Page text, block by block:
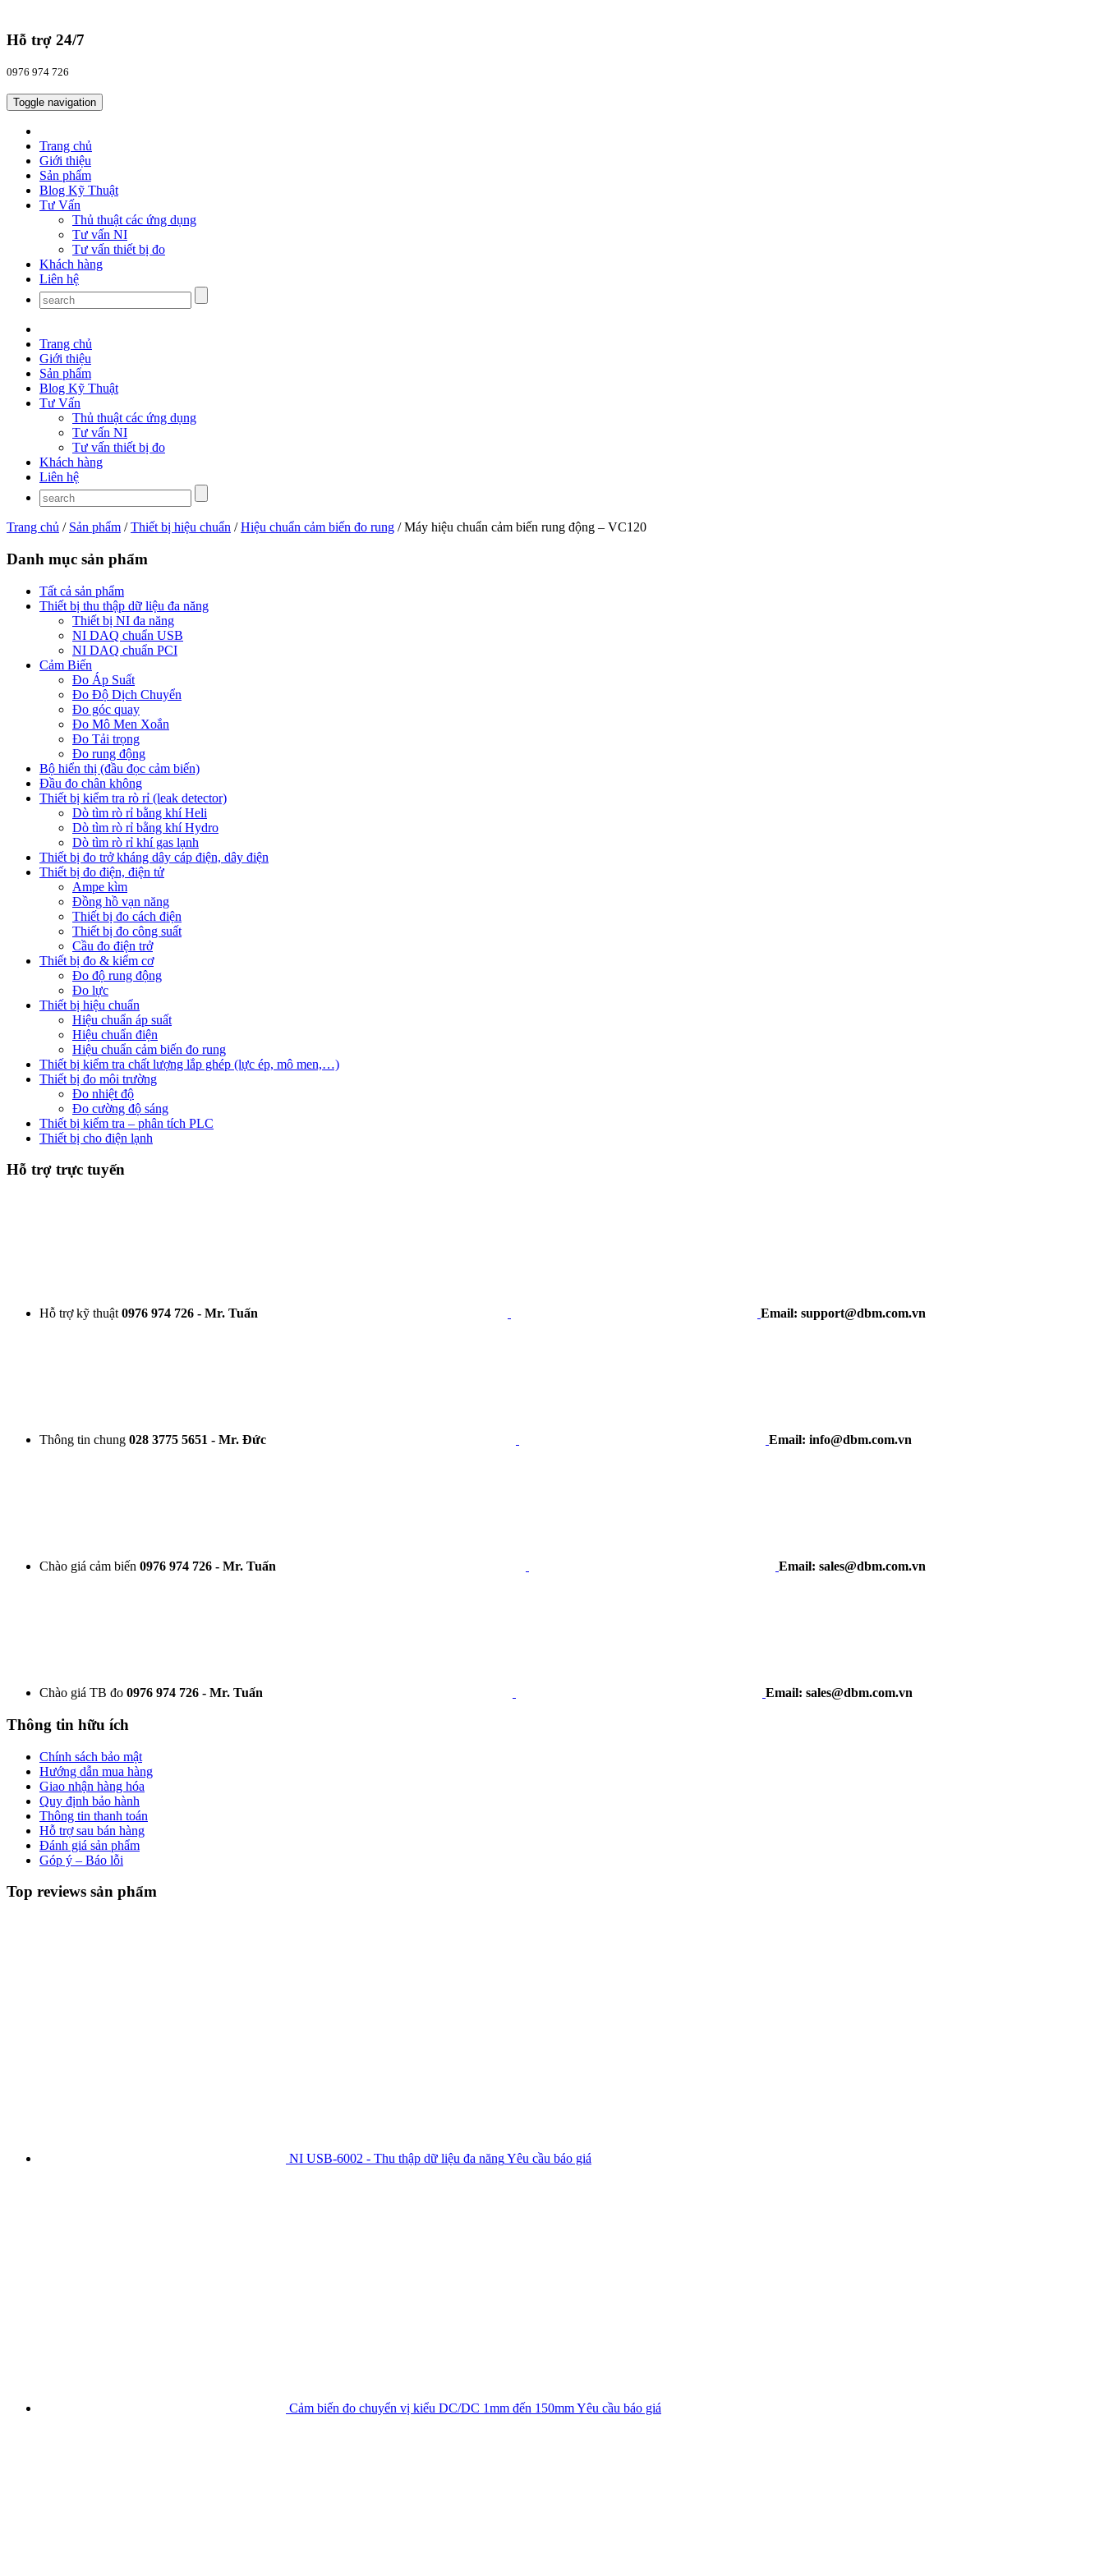
Hỗ trợ 24/7
0976 974 726
Toggle navigation
Trang chủ
Giới thiệu
Sản phẩm
Blog Kỹ Thuật
Tư Vấn
Thủ thuật các ứng dụng
Tư vấn NI
Tư vấn thiết bị đo
Khách hàng
Liên hệ
Trang chủ
Giới thiệu
Sản phẩm
Blog Kỹ Thuật
Tư Vấn
Thủ thuật các ứng dụng
Tư vấn NI
Tư vấn thiết bị đo
Khách hàng
Liên hệ
Trang chủ / Sản phẩm /Thiết bị hiệu chuẩn /Hiệu chuẩn cảm biến đo rung / Máy hiệu chuẩn cảm biến rung động – VC120
Danh mục sản phẩm
Tất cả sản phẩm
Thiết bị thu thập dữ liệu đa năng
Thiết bị NI đa năng
NI DAQ chuẩn USB
NI DAQ chuẩn PCI
Cảm Biến
Đo Áp Suất
Đo Độ Dịch Chuyển
Đo góc quay
Đo Mô Men Xoắn
Đo Tải trọng
Đo rung động
Bộ hiển thị (đầu đọc cảm biến)
Đầu đo chân không
Thiết bị kiểm tra rò rỉ (leak detector)
Dò tìm rò rỉ bằng khí Heli
Dò tìm rò rỉ bằng khí Hydro
Dò tìm rò rỉ khí gas lạnh
Thiết bị đo trở kháng dây cáp điện, dây điện
Thiết bị đo điện, điện tử
Ampe kìm
Đồng hồ vạn năng
Thiết bị đo cách điện
Thiết bị đo công suất
Cầu đo điện trở
Thiết bị đo & kiểm cơ
Đo độ rung động
Đo lực
Thiết bị hiệu chuẩn
Hiệu chuẩn áp suất
Hiệu chuẩn điện
Hiệu chuẩn cảm biến đo rung
Thiết bị kiểm tra chất lượng lắp ghép (lực ép, mô men,…)
Thiết bị đo môi trường
Đo nhiệt độ
Đo cường độ sáng
Thiết bị kiểm tra – phân tích PLC
Thiết bị cho điện lạnh
Hỗ trợ trực tuyến
Hỗ trợ kỹ thuật 0976 974 726 - Mr. Tuấn Email: support@dbm.com.vn
Thông tin chung 028 3775 5651 - Mr. Đức Email: info@dbm.com.vn
Chào giá cảm biến 0976 974 726 - Mr. Tuấn Email: sales@dbm.com.vn
Chào giá TB đo 0976 974 726 - Mr. Tuấn Email: sales@dbm.com.vn
Thông tin hữu ích
Chính sách bảo mật
Hướng dẫn mua hàng
Giao nhận hàng hóa
Quy định bảo hành
Thông tin thanh toán
Hỗ trợ sau bán hàng
Đánh giá sản phẩm
Góp ý – Báo lỗi
Top reviews sản phẩm
NI USB-6002 - Thu thập dữ liệu đa năngYêu cầu báo giá
Cảm biến đo chuyển vị kiểu DC/DC 1mm đến 150mmYêu cầu báo giá